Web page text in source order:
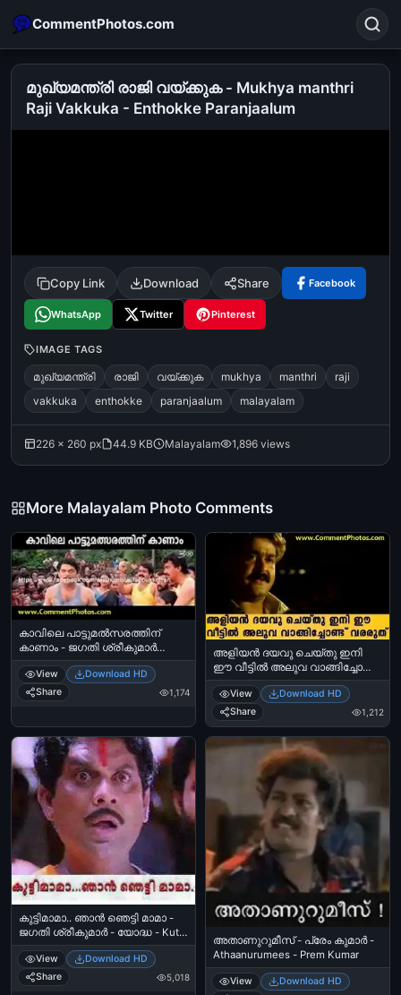
CommentPhotos.com
Search
tamil comedy
happy birthday good night
മുഖ്യമന്ത്രി രാജി വയ്ക്കുക - Mukhya manthri
Raji Vakkuka - Enthokke Paranjaalum
Copy Link Download Share Facebook
WhatsApp Twitter Pinterest
IMAGE TAGS
മുഖ്യമന്ത്രി രാജി വയ്ക്കുക mukhya manthri
raji
vakkuka
enthokke paranjaalum malayalam
226 × 260 px 44.9 KB Malayalam 1,896 views
More Malayalam Photo Comments
കാവിലെ പാട്ടുമല്‍സരത്തിന്
കാണാം - ജഗതി ശ്രീകുമാര്‍
യോദ്ധ - Kaavile Pattumalsarathinu
Kaanaam - Jagathy Sreekumar
View
Download HD
Share
1,174
അളിയന്‍ ദയവു ചെയ്തു ഇനി
ഈ വീട്ടില്‍ അലുവ വാങ്ങിച്ചോണ്ട്
വരരുത് - മോഹന്‍ലാല്‍ - Aliyan
Dhayavu Cheythu ini Ee Veettil
Aluva Vaangichondu Vararuth -
Mohanlal
View
Download HD
Share
1,212
കുട്ടിമാമാ.. ഞാന്‍ ഞെട്ടി മാമാ -
ജഗതി ശ്രീകുമാര്‍ - യോദ്ധ - Kutti
Mama Njaan Njetti Mama - Jagathi
in Yodha
View
Download HD
Share
5,018
അതാണുറുമീസ് - പ്രേം കുമാര്‍ -
Athaanurumees - Prem Kumar
View
Download HD